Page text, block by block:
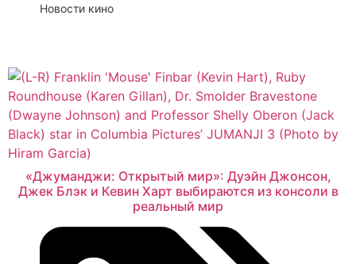
Новости кино
«Джуманджи: Открытый мир»: Дуэйн Джонсон,
Джек Блэк и Кевин Харт выбираются из консоли в
реальный мир